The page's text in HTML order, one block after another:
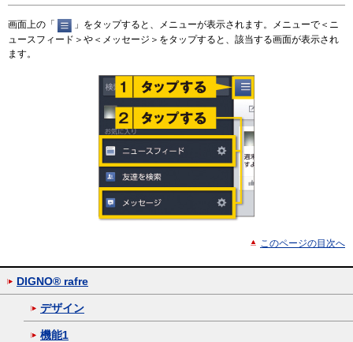
画面上の「
」をタップすると、メニューが表示されます。メニューで＜ニ
ュースフィード＞や＜メッセージ＞をタップすると、該当する画面が表示され
ます。
このページの目次へ
DIGNO® rafre
デザイン
機能1